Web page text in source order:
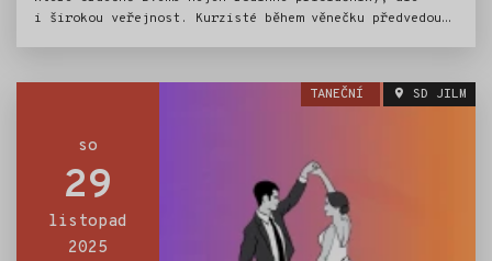
i širokou veřejnost. Kurzisté během věnečku předvedou
Paul Dance, která předvede show-dance choreografie
a také ukázky latinsko-amerických tanců. K tanci
so
29
listopad
2025
TANEČNÍ SD JILM